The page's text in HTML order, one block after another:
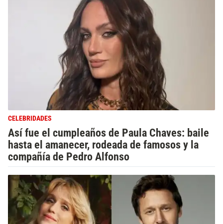
CELEBRIDADES
Así fue el cumpleaños de Paula Chaves: baile
hasta el amanecer, rodeada de famosos y la
compañía de Pedro Alfonso